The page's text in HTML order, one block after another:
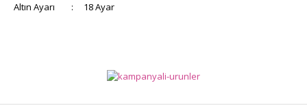
Altın Ayarı : 18 Ayar
Bu ürüne ilk yorumu siz yapın!
kullanarak tarafımıza iletebilirsiniz.
Ürün hakkında henüz soru sorulmamış.